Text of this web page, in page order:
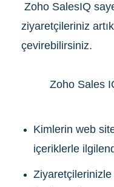
Zoho SalesIQ
ziyaretçileriniz
çevirebilirsiniz.
Zoho Sales
Kimlerin web
içeriklerle
Ziyaretçilerinizle